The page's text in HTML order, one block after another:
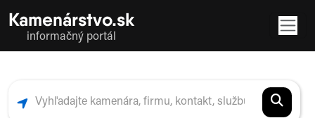
Kamenárstvo.sk
informačný portál